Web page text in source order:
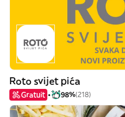
Roto svijet pića
Gratuit 98%(218)